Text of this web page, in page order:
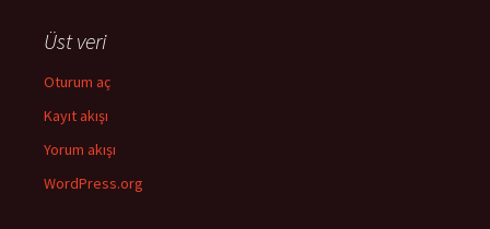
Üst veri
Oturum aç
Kayıt akışı
Yorum akışı
WordPress.org